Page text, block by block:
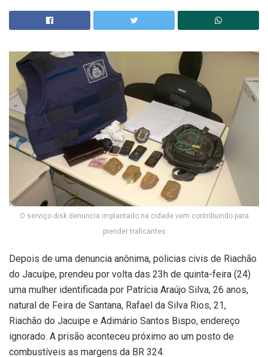
O serviço disk denuncia implantado na cidade vem contribuindo para
prender traficantes
Depois de uma denuncia anônima, policias civis de Riachão
do Jacuípe, prendeu por volta das 23h de quinta-feira (24)
uma mulher identificada por Patrícia Araújo Silva, 26 anos,
natural de Feira de Santana, Rafael da Silva Rios, 21,
Riachão do Jacuipe e Adimário Santos Bispo, endereço
ignorado. A prisão aconteceu próximo ao um posto de
combustíveis as margens da BR 324.